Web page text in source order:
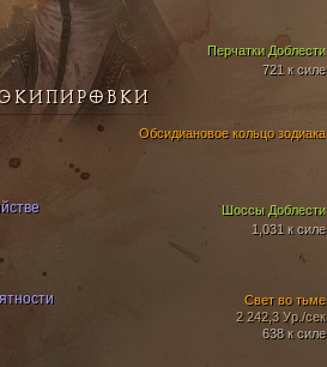
Перчатки Доблести
721 к силе
Шоссы Доблести
1,031 к силе
Свет во тьме
2 242,3 Ур./сек
638 к силе
Обсидиановое кольцо зодиака